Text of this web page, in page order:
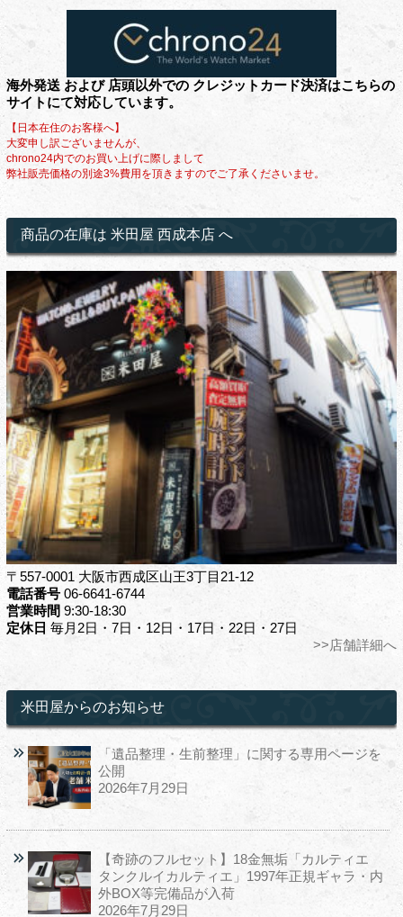
海外発送 および 店頭以外での クレジットカード決済はこちらの
サイトにて対応しています。
【日本在住のお客様へ】
大変申し訳ございませんが、
chrono24内でのお買い上げに際しまして
弊社販売価格の別途3%費用を頂きますのでご了承くださいませ。
商品の在庫は 米田屋 西成本店 へ
〒557-0001 大阪市西成区山王3丁目21-12
電話番号06-6641-6744
営業時間 9:30-18:30
定休日 毎月2日・7日・12日・17日・22日・27日
>>店舗詳細へ
米田屋からのお知らせ
「遺品整理・生前整理」に関する専用ページを
公開
2026年7月29日
【奇跡のフルセット】18金無垢「カルティエ
タンクルイカルティエ」1997年正規ギャラ・内
外BOX等完備品が入荷
2026年7月29日